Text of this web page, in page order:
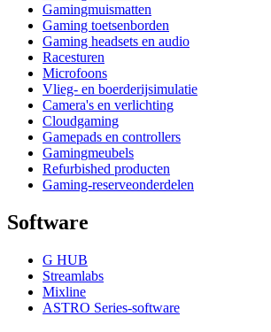
Gamingmuismatten
Gaming toetsenborden
Gaming headsets en audio
Racesturen
Microfoons
Vlieg- en boerderijsimulatie
Camera's en verlichting
Cloudgaming
Gamepads en controllers
Gamingmeubels
Refurbished producten
Gaming-reserveonderdelen
Software
G HUB
Streamlabs
Mixline
ASTRO Series-software